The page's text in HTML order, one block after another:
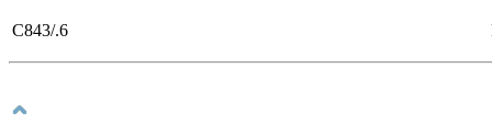
C843/.6